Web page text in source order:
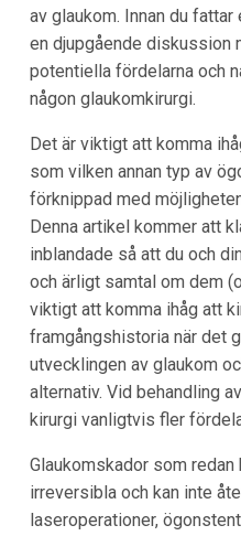
av glaukom. Innan du
en djupgående diskussion
potentiella fördelarna och
någon glaukomkirurgi.
Det är viktigt att komma
som vilken annan typ av
förknippad med
Denna artikel kommer att
inblandade så att du och
och ärligt samtal om dem
viktigt att komma ihåg att
framgångshistoria när det
utvecklingen av glaukom
alternativ. Vid behandling
kirurgi vanligtvis fler
Glaukomskador som
irreversibla och kan inte
laseroperationer,